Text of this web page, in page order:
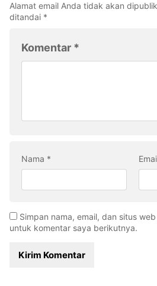
Alamat email Anda tidak akan
ditandai *
Komentar *
Nama *
Simpan nama, email, dan situs
untuk komentar saya berikutnya.